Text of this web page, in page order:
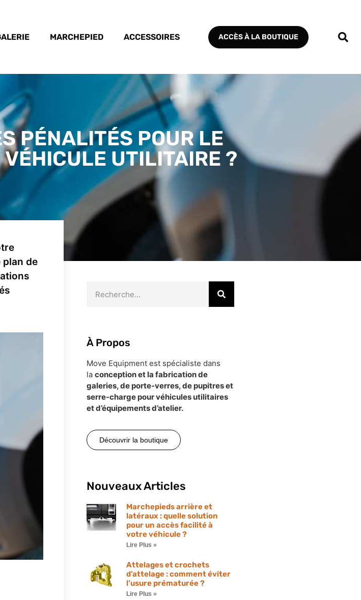
MARCHEPIED ACCESSOIRES ACCÈS À LA BOUTIQUE
PÉNALITÉS POUR LE
VÉHICULE UTILITAIRE ?
de
À Propos
Move Equipment est spécialiste dans
la conception et la fabrication de
galeries, de porte-verres, de pupitres et
serre-charge pour véhicules utilitaires
et d’équipements d’atelier.
Découvrir la boutique
Nouveaux Articles
Marchepieds arrière et
latéraux : quelle solution
pour un accès facilité à
votre véhicule ?
Lire Plus »
Attelages et crochets
d’attelage : comment éviter
l’usure prématurée ?
Lire Plus »